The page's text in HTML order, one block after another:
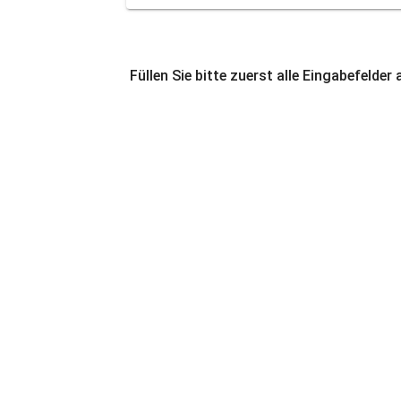
Füllen Sie bitte zuerst alle Eingabefelder